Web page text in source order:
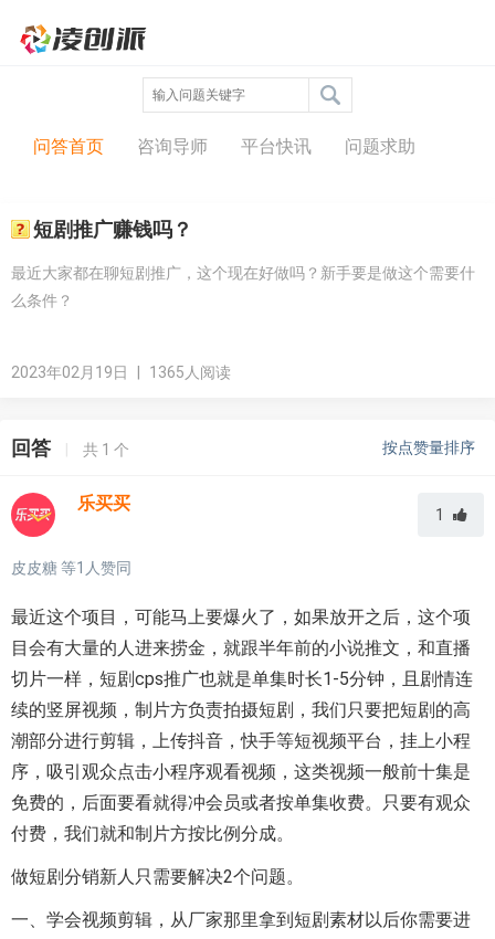
问答中心
问答首页 咨询导师 平台快讯 问题求助
短剧推广赚钱吗？
最近大家都在聊短剧推广，这个现在好做吗？新手要是做这个需要什
么条件？
2023年02月19日 1365人阅读
回答 | 共 1 个 按点赞量排序
乐买买
1
皮皮糖等1 人赞同
最近这个项目，可能马上要爆火了，如果放开之后，这个项
目会有大量的人进来捞金，就跟半年前的小说推文，和直播
切片一样，短剧cps推广也就是单集时长1-5分钟，且剧情连
续的竖屏视频，制片方负责拍摄短剧，我们只要把短剧的高
潮部分进行剪辑，上传抖音，快手等短视频平台，挂上小程
序，吸引观众点击小程序观看视频，这类视频一般前十集是
免费的，后面要看就得冲会员或者按单集收费。只要有观众
付费，我们就和制片方按比例分成。
做短剧分销新人只需要解决2个问题。
一、学会视频剪辑，从厂家那里拿到短剧素材以后你需要进